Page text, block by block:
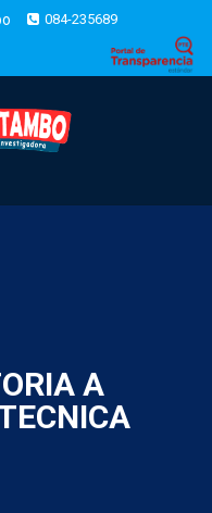
084-235689
A